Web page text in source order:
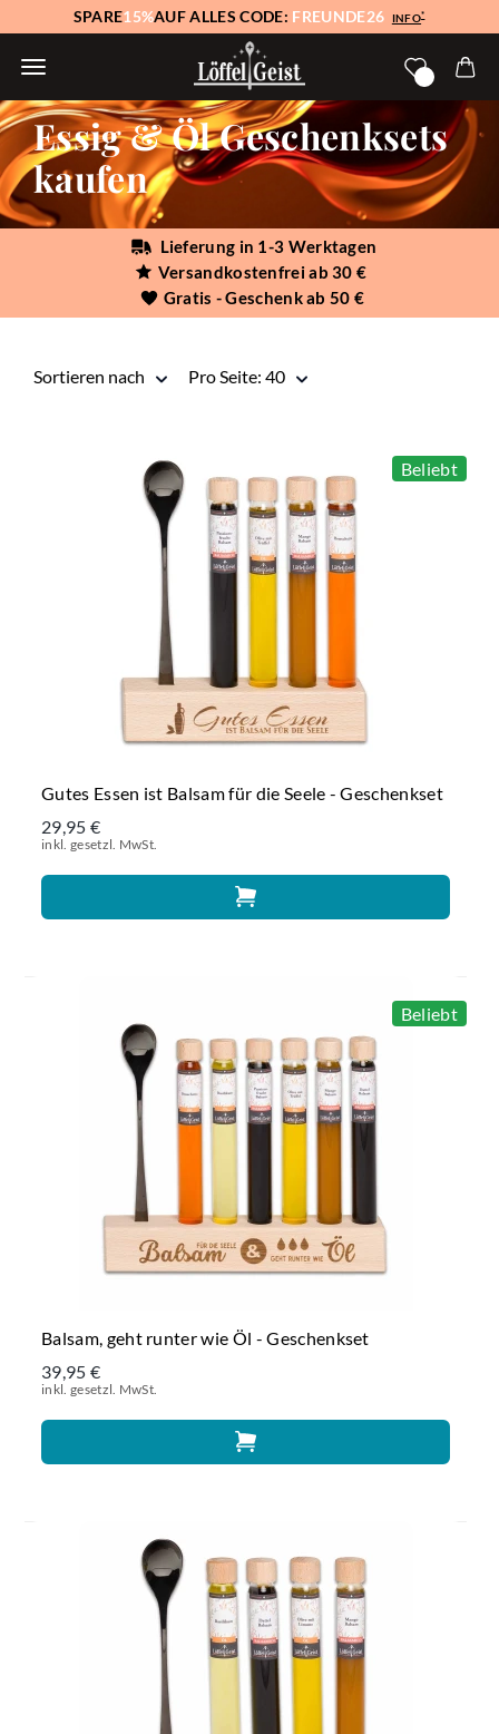
SPARE15%AUF ALLES CODE: FREUNDE26 INFO*
Essig & Öl Geschenksets
kaufen
Lieferung in 1-3 Werktagen
Versandkostenfrei ab 30 €
Gratis - Geschenk ab 50 €
Sortieren nach
Pro Seite: 40
Beliebt
Gutes Essen ist Balsam für die Seele - Geschenkset
29,95 €
inkl. gesetzl. MwSt.
Beliebt
Balsam, geht runter wie Öl - Geschenkset
39,95 €
inkl. gesetzl. MwSt.